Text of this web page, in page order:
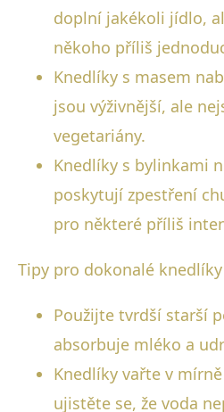
doplní jakékoli jídlo,
někoho příliš
Knedlíky s masem
jsou výživnější, ale
vegetariány.
Knedlíky s bylinkami
poskytují zpestření
pro některé příliš
Tipy pro dokonalé knedlíky
Použijte tvrdší starší
absorbuje mléko a
Knedlíky vařte v
ujistěte se, že voda